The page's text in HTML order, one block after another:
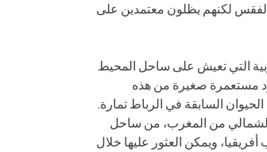
إلى 31 يومًا. يغادر الصغار العش من 48 إلى 52 يومًا بعد الفقس لكنهم يظلون معتمدين على
التي تعيش على ساحل المحيط
مستعمرة صغيرة من هذه
السابقة في الرباط تمارة.
الشمالي من المغرب، من ساحل
ويمكن العثور عليها خلال